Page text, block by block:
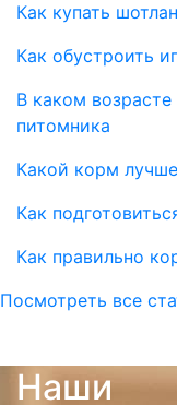
Как купать
Как обустроить
В каком
питомника
Какой корм
Как
Как правильно
Посмотреть все
Наши